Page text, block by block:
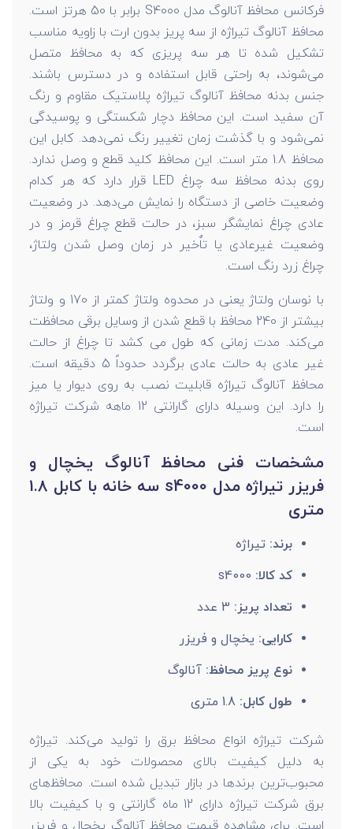
فرکانس محافظ آنالوگ مدل S4000 برابر با 50 هرتز است.
محافظ آنالوگ تیراژه از سه پریز بدون ارت با زاویه مناسب
تشکیل شده تا هر سه پریزی که به محافظ متصل
می‌شوند، به راحتی قابل استفاده و در دسترس باشند.
جنس بدنه محافظ آنالوگ تیراژه پلاستیک مقاوم و رنگ
آن سفید است. این محافظ دچار شکستگی و پوسیدگی
نمی‌شود و با گذشت زمان تغییر رنگ نمی‌دهد. کابل این
محافظ 1.8 متر است. این محافظ کلید قطع و وصل ندارد.
روی بدنه محافظ سه چراغ LED قرار دارد که هر کدام
وضعیت خاصی از دستگاه را نمایش می‌دهد. در وضعیت
عادی چراغ نمایشگر سبز، در حالت قطع چراغ قرمز و در
وضعیت غیرعادی یا تاٌخیر در زمان وصل شدن ولتاژ،
چراغ زرد رنگ است.
با نوسان ولتاژ یعنی در محدوه ولتاژ کمتر از 170 و ولتاژ
بیشتر از 240 محافظ با قطع شدن از وسایل برقی محافظت
می‌کند. مدت زمانی که طول می کشد تا چراغ از حالت
غیر عادی به حالت عادی برگردد حدوداً 5 دقیقه است.
محافظ آنالوگ تیراژه قابلیت نصب به روی دیوار یا میز
را دارد. این وسیله دارای گارانتی 12 ماهه شرکت تیراژه
است.
مشخصات فنی محافظ آنالوگ یخچال و
فریزر تیراژه مدل s4000 سه خانه با کابل 1.8
متری
برند:تیراژه
کد کالا: s4000
تعداد پریز: 3 عدد
کارایی: یخچال و فریزر
نوع پریز محافظ:آنالوگ
طول کابل: 1.8 متری
شرکت تیراژه انواع محافظ برق را تولید می‌کند. تیراژه
به دلیل کیفیت بالای محصولات خود به یکی از
محبوب‌ترین برندها در بازار تبدیل شده است. محافظ‌های
برق شرکت تیراژه دارای 12 ماه گارانتی و با کیفیت بالا